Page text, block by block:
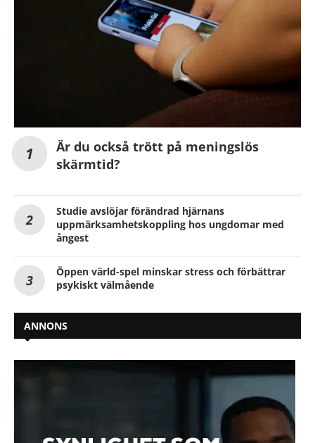
Är du också trött på meningslös
skärmtid?
Studie avslöjar förändrad hjärnans
uppmärksamhetskoppling hos ungdomar med
ångest
Öppen värld-spel minskar stress och förbättrar
psykiskt välmående
ANNONS